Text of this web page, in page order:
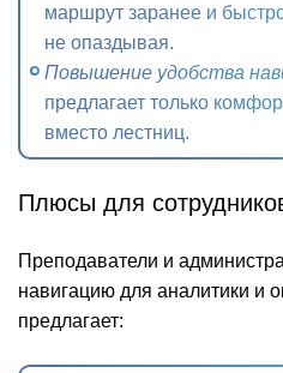
маршрут заранее и
не опаздывая.
Повышение удобства
предлагает только
вместо лестниц.
Плюсы для
Преподаватели и
навигацию для аналитики и
предлагает: